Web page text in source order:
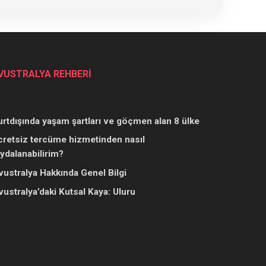
REHBERİ
yaşam şartları ve göçmen alan 8 ülke
tercüme hizmetinden nasıl
Hakkında Genel Bilgi
Kutsal Kaya: Uluru